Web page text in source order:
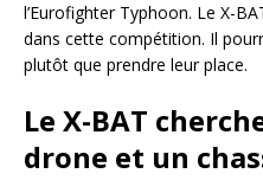
l’Eurofighter Typhoon. Le X-
dans cette compétition. Il
plutôt que prendre leur place.
Le X-BAT
drone et un